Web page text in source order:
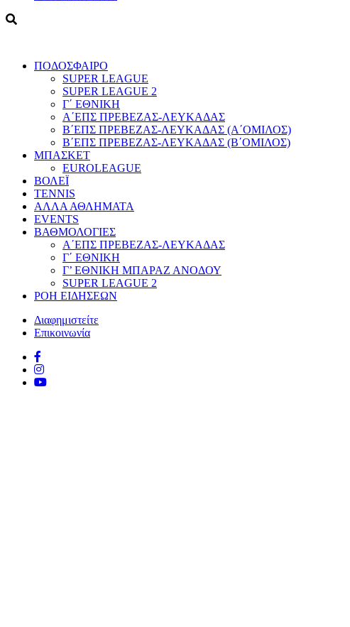
ΠΟΔΟΣΦΑΙΡΟ
SUPER LEAGUE
SUPER LEAGUE 2
Γ΄ ΕΘΝΙΚΗ
Α΄ΕΠΣ ΠΡΕΒΕΖΑΣ-ΛΕΥΚΑΔΑΣ
Β΄ΕΠΣ ΠΡΕΒΕΖΑΣ-ΛΕΥΚΑΔΑΣ (Α΄ΟΜΙΛΟΣ)
Β΄ΕΠΣ ΠΡΕΒΕΖΑΣ-ΛΕΥΚΑΔΑΣ (Β΄ΟΜΙΛΟΣ)
ΜΠΑΣΚΕΤ
EUROLEAGUE
ΒΟΛΕΪ
TENNIS
ΑΛΛΑ ΑΘΛΗΜΑΤΑ
EVENTS
ΒΑΘΜΟΛΟΓΙΕΣ
Α΄ΕΠΣ ΠΡΕΒΕΖΑΣ-ΛΕΥΚΑΔΑΣ
Γ΄ ΕΘΝΙΚΗ
Γ’ ΕΘΝΙΚΗ ΜΠΑΡΑΖ ΑΝΟΔΟΥ
SUPER LEAGUE 2
ΡΟΗ ΕΙΔΗΣΕΩΝ
Διαφημιστείτε
Επικοινωνία